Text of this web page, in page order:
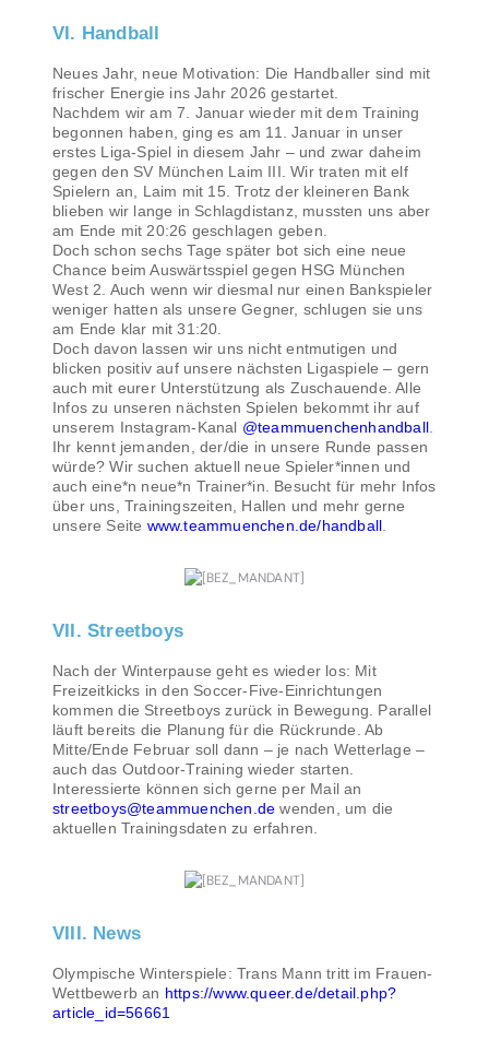
VI. Handball
Neues Jahr, neue Motivation: Die Handballer sind mit
frischer Energie ins Jahr 2026 gestartet.
Nachdem wir am 7. Januar wieder mit dem Training
begonnen haben, ging es am 11. Januar in unser
erstes Liga-Spiel in diesem Jahr – und zwar daheim
gegen den SV München Laim III. Wir traten mit elf
Spielern an, Laim mit 15. Trotz der kleineren Bank
blieben wir lange in Schlagdistanz, mussten uns aber
am Ende mit 20:26 geschlagen geben.
Doch schon sechs Tage später bot sich eine neue
Chance beim Auswärtsspiel gegen HSG München
West 2. Auch wenn wir diesmal nur einen Bankspieler
weniger hatten als unsere Gegner, schlugen sie uns
am Ende klar mit 31:20.
Doch davon lassen wir uns nicht entmutigen und
blicken positiv auf unsere nächsten Ligaspiele – gern
auch mit eurer Unterstützung als Zuschauende. Alle
Infos zu unseren nächsten Spielen bekommt ihr auf
unserem Instagram-Kanal @teammuenchenhandball
Ihr kennt jemanden, der/die in unsere Runde passen
würde? Wir suchen aktuell neue Spieler*innen und
auch eine*n neue*n Trainer*in. Besucht für mehr Infos
über uns, Trainingszeiten, Hallen und mehr gerne
unsere Seite www.teammuenchen.de/handball
VII. Streetboys
Nach der Winterpause geht es wieder los: Mit
Freizeitkicks in den Soccer-Five-Einrichtungen
kommen die Streetboys zurück in Bewegung. Parallel
läuft bereits die Planung für die Rückrunde. Ab
Mitte/Ende Februar soll dann – je nach Wetterlage –
auch das Outdoor-Training wieder starten.
Interessierte können sich gerne per Mail an
streetboys@teammuenchen.de wenden, um die
aktuellen Trainingsdaten zu erfahren.
VIII. News
Olympische Winterspiele: Trans Mann tritt im Frauen-
Wettbewerb an https://www.queer.de/detail.php?
article_id=56661